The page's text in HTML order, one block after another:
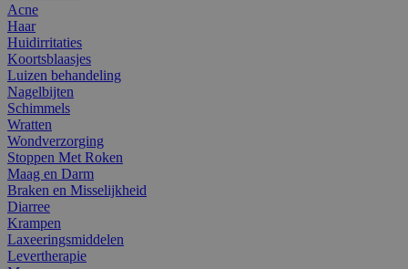
Acne
Haar
Huidirritaties
Koortsblaasjes
Luizen behandeling
Nagelbijten
Schimmels
Wratten
Wondverzorging
Stoppen Met Roken
Maag en Darm
Braken en Misselijkheid
Diarree
Krampen
Laxeeringsmiddelen
Levertherapie